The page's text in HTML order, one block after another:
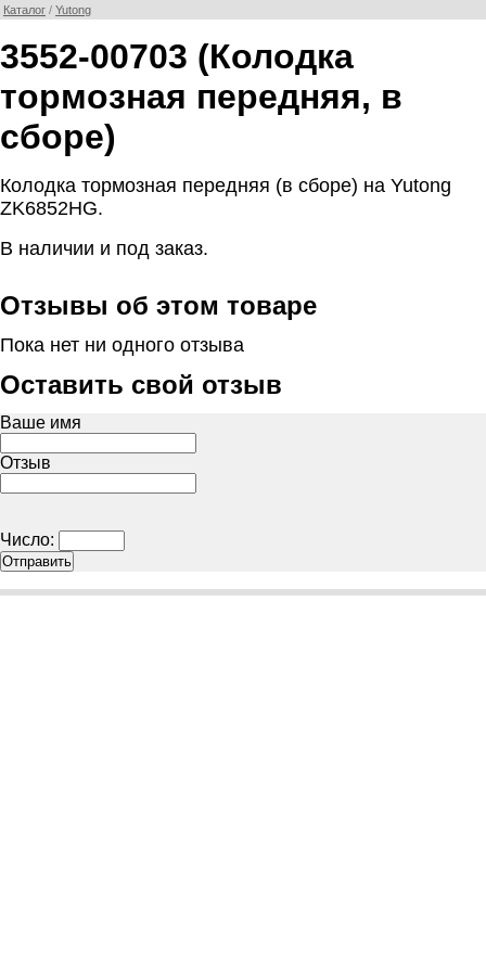
Каталог / Yutong
3552-00703 (Колодка
тормозная передняя, в
сборе)
Колодка тормозная передняя (в сборе) на Yutong
ZK6852HG.
В наличии и под заказ.
Отзывы об этом товаре
Пока нет ни одного отзыва
Оставить свой отзыв
Ваше имя
Отзыв
Число: